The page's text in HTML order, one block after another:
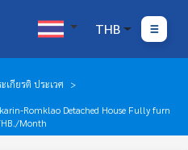
THB
เกียรติ ประเวศ
Romklao Detached House Fully furn
Month